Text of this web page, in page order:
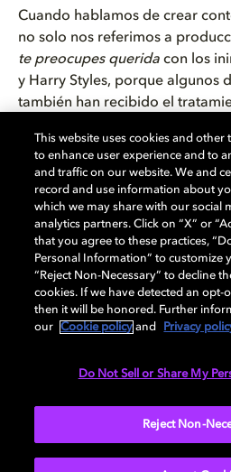
Cuando hablamos de crear
no solo nos referimos a
te preocupes querida con los
y Harry Styles, porque algunos
también han recibido el
especial del 45 aniversario de
no quieras volver a poner un
digas que no te lo advertimos!
Así que, respondiendo a la
Vision vale la pena, desde
como todos, quieres
manera y te mereces la mejor
cualquier dispositivo.
Ponte manos a la obra hoy
cinema con ayuda de nuestra
This website uses cookies and
to enhance user experience and to
and traffic on our website. We and
record and use information about
which we may share with our social
analytics partners. Click on “X” or
that you agree to these practices,
Personal Information” to customize
“Reject Non-Necessary” to decline
cookies. If we have detected an opt-
then it will be honored. Further
our
Cookie policy and Privacy
Do Not Sell or Share My
Reject Non-